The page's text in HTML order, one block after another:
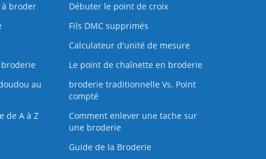
broder
Débuter le point de croix
Fils DMC supprimés
Calculateur d'unité de mesure
Le point de chaînette en broderie
au
broderie traditionnelle Vs. Point
compté
de A à Z
Comment enlever une tache sur
une broderie
Guide de la Broderie